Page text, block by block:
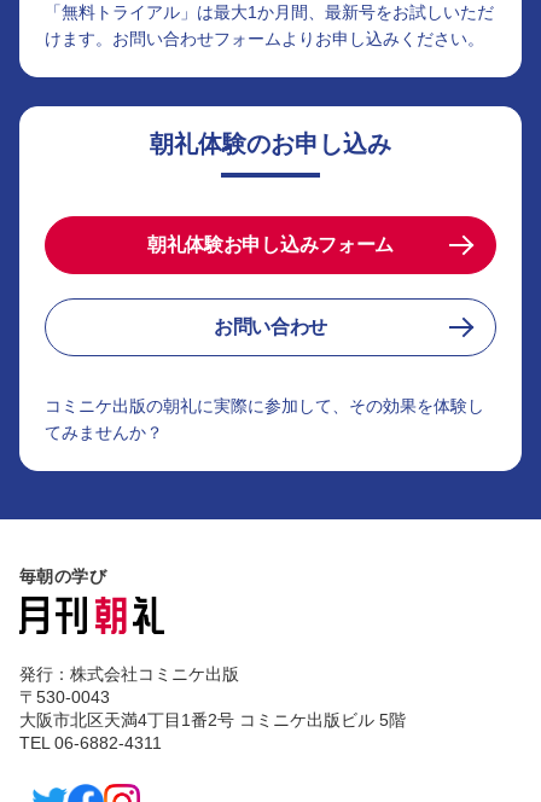
「無料トライアル」は最大1か月間、最新号をお試しいただ
けます。お問い合わせフォームよりお申し込みください。
朝礼体験のお申し込み
朝礼体験お申し込みフォーム
お問い合わせ
コミニケ出版の朝礼に実際に参加して、その効果を体験し
てみませんか？
毎朝の学び
発行：株式会社コミニケ出版
〒530-0043
大阪市北区天満4丁目1番2号 コミニケ出版ビル 5階
TEL 06-6882-4311